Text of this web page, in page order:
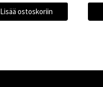
Lisää ostoskoriin